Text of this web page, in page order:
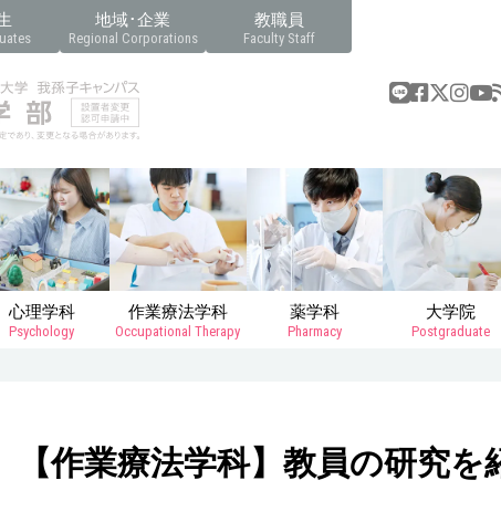
地域･企業
Regional Corporations
教職員
Faculty Staff
心理学科
Psychology
作業療法学科
Occupational Therapy
薬学科
Pharmacy
大学院
Postgraduate
【作業療法学科】教員の研究を